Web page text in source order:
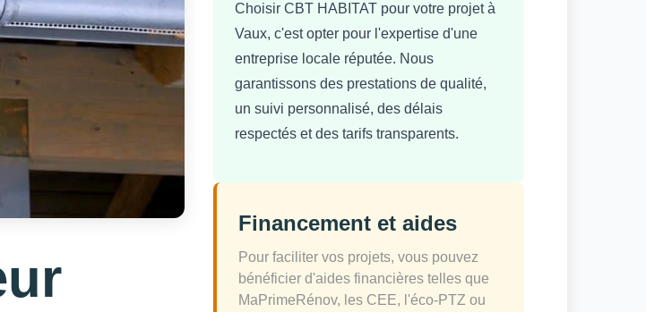
Choisir CBT HABITAT pour votre projet à
Vaux, c'est opter pour l'expertise d'une
entreprise locale réputée. Nous
garantissons des prestations de qualité,
un suivi personnalisé, des délais
respectés et des tarifs transparents.
Financement et aides
Pour faciliter vos projets, vous pouvez
bénéficier d'aides financières telles que
MaPrimeRénov, les CEE, l'éco-PTZ ou